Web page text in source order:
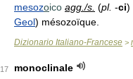
mesozoico agg./s. (pl. -ci)
Geol) mésozoïque.
Dizionario Italiano-Francese >
17
monoclinale